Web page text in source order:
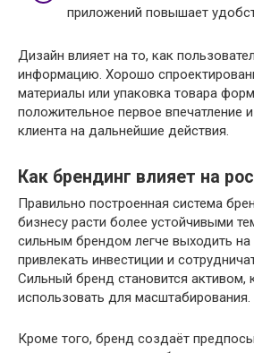
приложений повышает
Дизайн влияет на то, как
информацию. Хорошо
материалы или упаковка товара
положительное первое впечатление
клиента на дальнейшие действия.
Как брендинг влияет на
Правильно построенная система
бизнесу расти более устойчивыми
сильным брендом легче выходить
привлекать инвестиции и
Сильный бренд становится
использовать для масштабирования.
Кроме того, бренд создаёт